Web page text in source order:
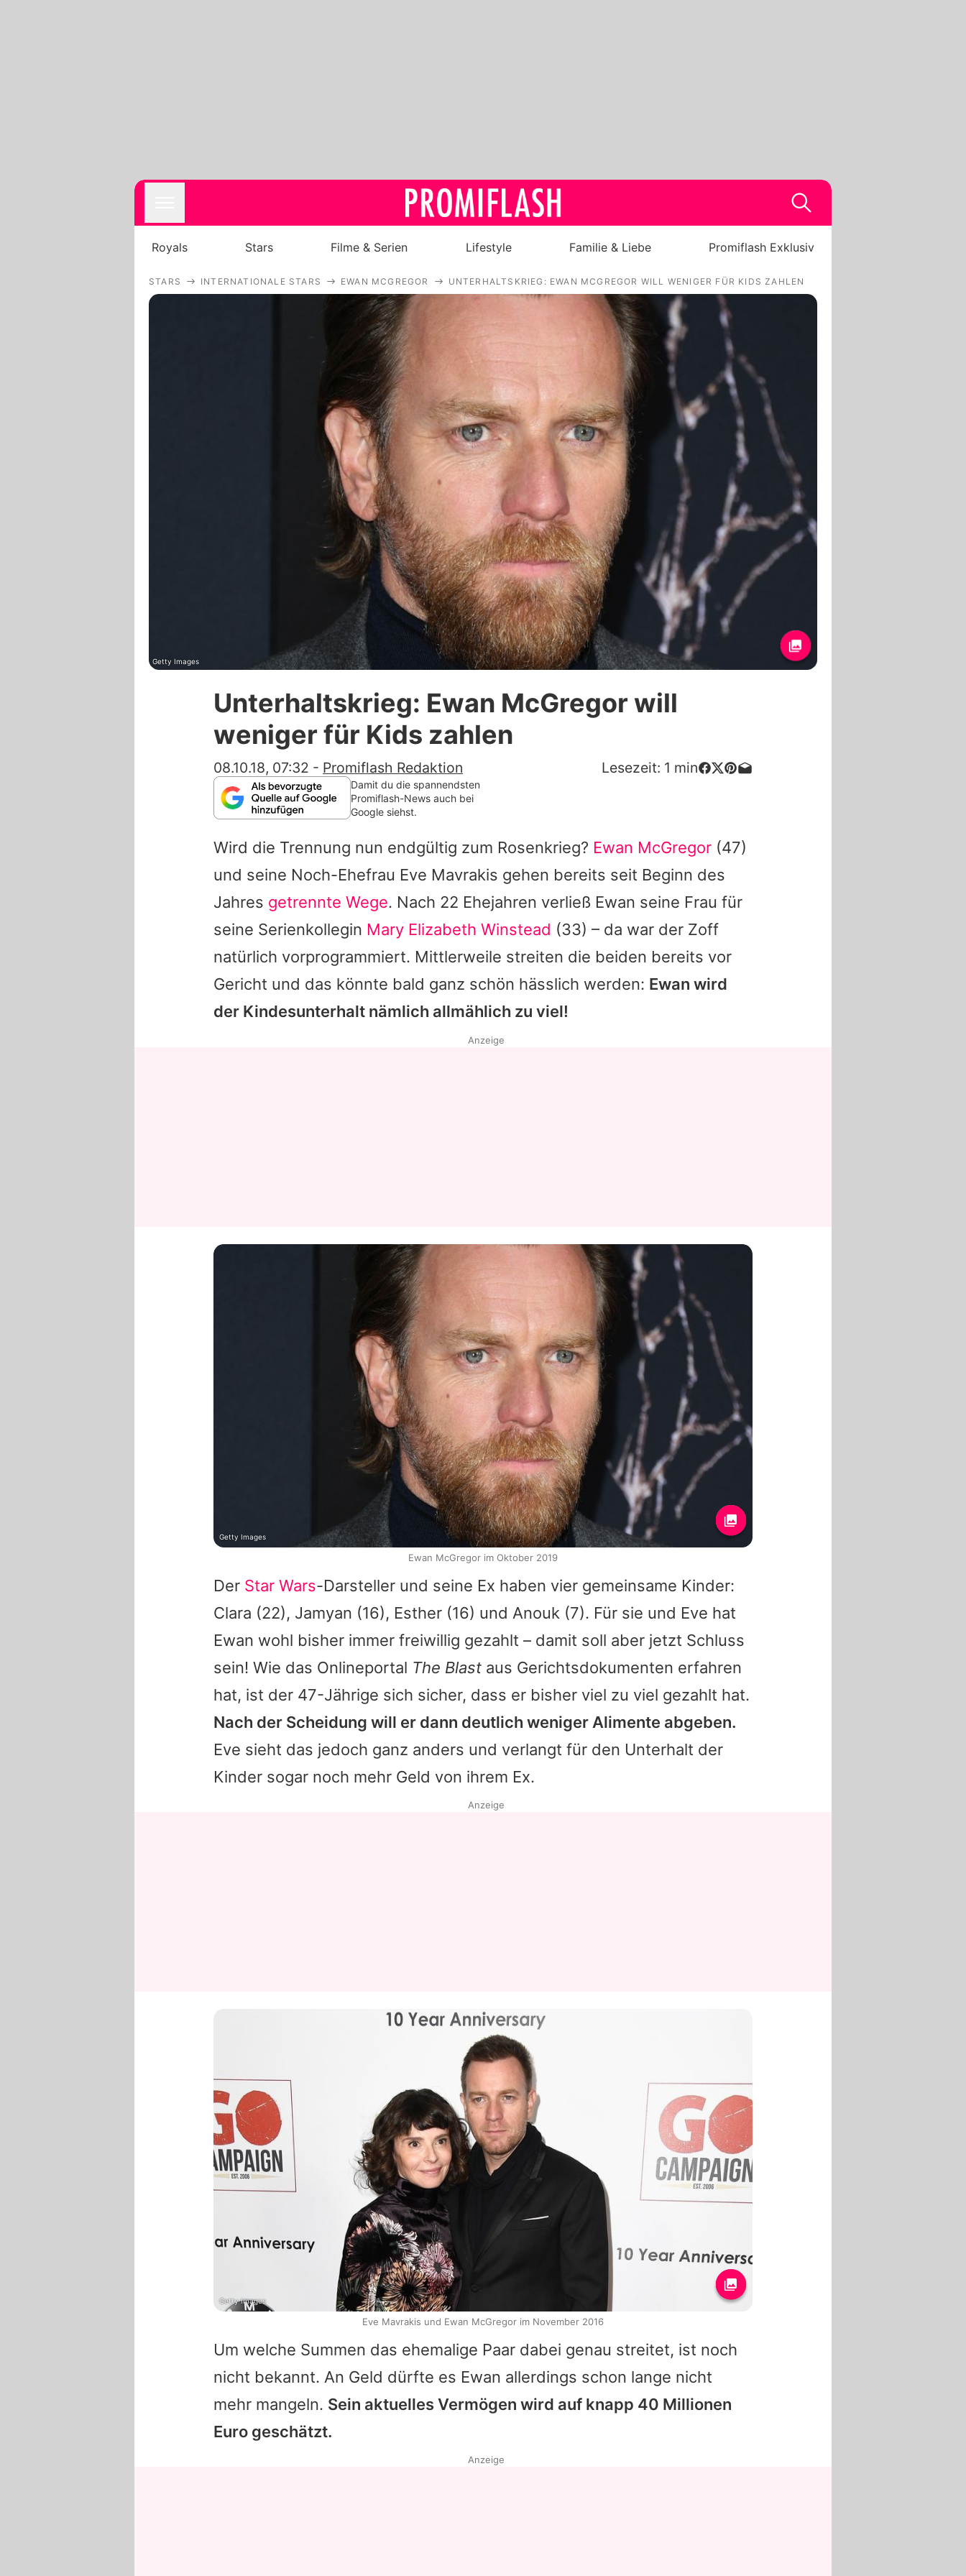
Royals
Filme & Serien
Lifestyle
Familie & Liebe
Promiflash Exklusiv
Alle Themen auf Promiflash
Jobs
App runterladen
Team
Redaktionelle Richtlinien
Impressum
Datenschutzerklärung
Nutzungsbedingungen
Utiq verwalten
Royals Stars Filme & Serien Lifestyle Familie & Liebe Promiflash Exklusiv
STARS INTERNATIONALE STARS EWAN MCGREGOR UNTERHALTSKRIEG: EWAN MCGREGOR WILL WENIGER FÜR KIDS ZAHLEN
Getty Images
Unterhaltskrieg: Ewan McGregor will
weniger für Kids zahlen
08.10.18, 07:32 - Promiflash Redaktion Lesezeit: 1 min
Damit du die spannendsten
Promiflash-News auch bei
Google siehst.
Wird die Trennung nun endgültig zum Rosenkrieg? Ewan McGregor (47)
und seine Noch-Ehefrau Eve Mavrakis gehen bereits seit Beginn des
Jahres getrennte Wege. Nach 22 Ehejahren verließ Ewan seine Frau für
seine Serienkollegin Mary Elizabeth Winstead (33) – da war der Zoff
natürlich vorprogrammiert. Mittlerweile streiten die beiden bereits vor
Gericht und das könnte bald ganz schön hässlich werden: Ewan wird
der Kindesunterhalt nämlich allmählich zu viel!
Der Star Wars-Darsteller und seine Ex haben vier gemeinsame Kinder:
Clara (22), Jamyan (16), Esther (16) und Anouk (7). Für sie und Eve hat
Ewan wohl bisher immer freiwillig gezahlt – damit soll aber jetzt Schluss
sein! Wie das Onlineportal The Blast aus Gerichtsdokumenten erfahren
hat, ist der 47-Jährige sich sicher, dass er bisher viel zu viel gezahlt hat.
Nach der Scheidung will er dann deutlich weniger Alimente abgeben.
Eve sieht das jedoch ganz anders und verlangt für den Unterhalt der
Kinder sogar noch mehr Geld von ihrem Ex.
Um welche Summen das ehemalige Paar dabei genau streitet, ist noch
nicht bekannt. An Geld dürfte es Ewan allerdings schon lange nicht
mehr mangeln. Sein aktuelles Vermögen wird auf knapp 40 Millionen
Euro geschätzt.
Anzeige
Getty Images
Ewan McGregor im Oktober 2019
Anzeige
Getty Images
Eve Mavrakis und Ewan McGregor im November 2016
Anzeige